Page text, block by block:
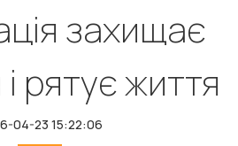
захищає
рятує життя
04-23 15:22:06